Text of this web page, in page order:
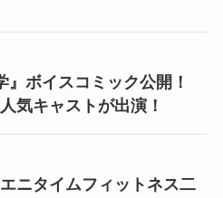
』ボイスコミック公開！
気キャストが出演！
ニタイムフィットネス二